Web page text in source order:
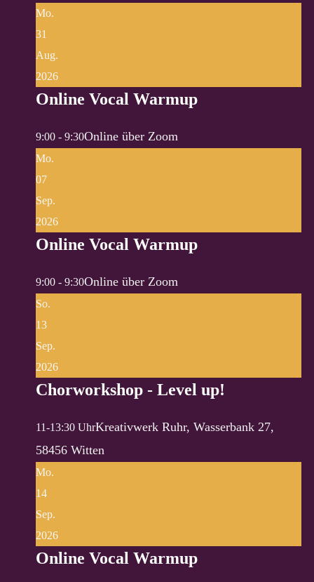
Mo.
31
Aug.
2026
Online Vocal Warmup
9:00 - 9:30Online über Zoom
Mo.
07
Sep.
2026
Online Vocal Warmup
9:00 - 9:30Online über Zoom
So.
13
Sep.
2026
Chorworkshop - Level up!
11-13:30 UhrKreativwerk Ruhr, Wasserbank 27,
58456 Witten
Mo.
14
Sep.
2026
Online Vocal Warmup